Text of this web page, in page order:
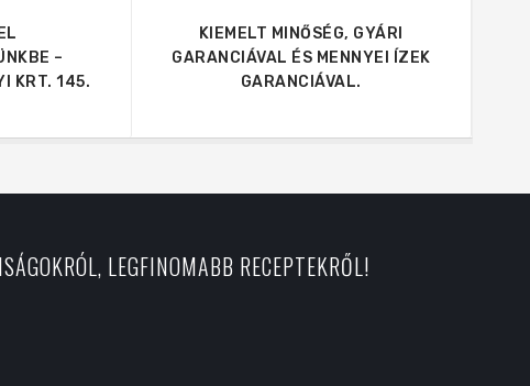
–
KRT. 145.
KIEMELT MINŐSÉG, GYÁRI
GARANCIÁVAL ÉS MENNYEI ÍZEK
GARANCIÁVAL.
LEGFINOMABB RECEPTEKRŐL!